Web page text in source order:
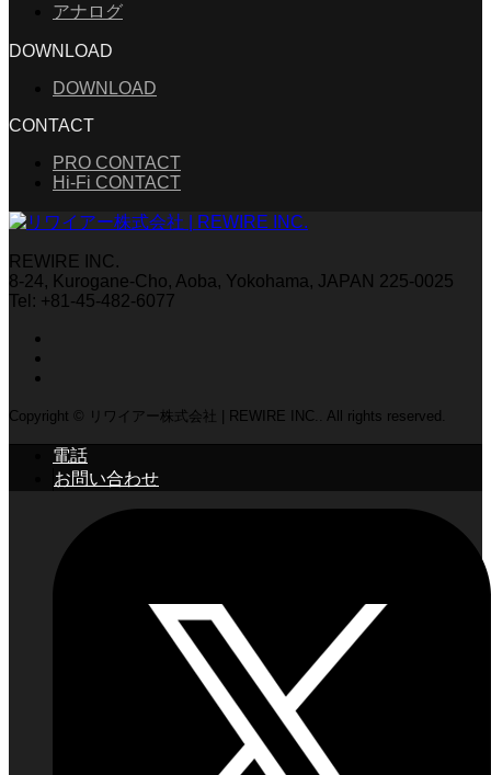
アナログ
DOWNLOAD
DOWNLOAD
CONTACT
PRO CONTACT
Hi-Fi CONTACT
REWIRE INC.
8-24, Kurogane-Cho, Aoba, Yokohama, JAPAN 225-0025
Tel: +81-45-482-6077
Copyright © リワイアー株式会社 | REWIRE INC.. All rights reserved.
電話
お問い合わせ